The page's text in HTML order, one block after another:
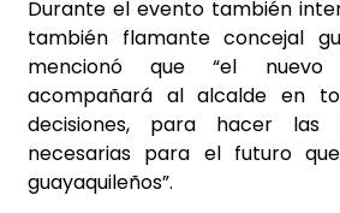
Durante el evento también
también flamante concejal
mencionó que “el nuevo
acompañará al alcalde en
decisiones, para hacer las
necesarias para el futuro
guayaquileños”.